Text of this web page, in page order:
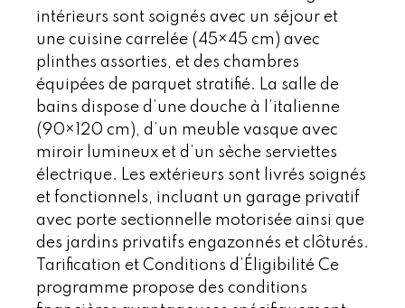
intérieurs sont soignés avec un séjour et
une cuisine carrelée (45×45 cm) avec
plinthes assorties, et des chambres
équipées de parquet stratifié. La salle de
bains dispose d’une douche à l’italienne
(90×120 cm), d’un meuble vasque avec
miroir lumineux et d’un sèche serviettes
électrique. Les extérieurs sont livrés soignés
et fonctionnels, incluant un garage privatif
avec porte sectionnelle motorisée ainsi que
des jardins privatifs engazonnés et clôturés.
Tarification et Conditions d’Éligibilité Ce
programme propose des conditions